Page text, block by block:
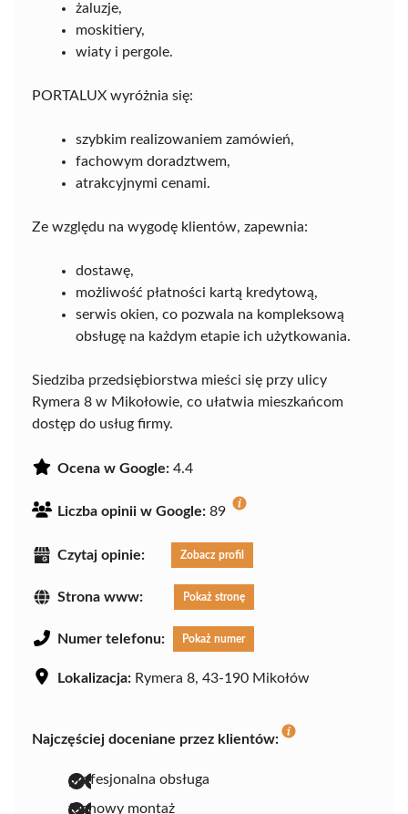
żaluzje,
moskitiery,
wiaty i pergole.
PORTALUX wyróżnia się:
szybkim realizowaniem zamówień,
fachowym doradztwem,
atrakcyjnymi cenami.
Ze względu na wygodę klientów, zapewnia:
dostawę,
możliwość płatności kartą kredytową,
serwis okien, co pozwala na kompleksową
obsługę na każdym etapie ich użytkowania.
Siedziba przedsiębiorstwa mieści się przy ulicy
Rymera 8 w Mikołowie, co ułatwia mieszkańcom
dostęp do usług firmy.
Ocena w Google: 4.4
Liczba opinii w Google: 89
Czytaj opinie: Zobacz profil
Strona www: Pokaż stronę
Numer telefonu: Pokaż numer
Lokalizacja: Rymera 8, 43-190 Mikołów
Najczęściej doceniane przez klientów:
profesjonalna obsługa
fachowy montaż